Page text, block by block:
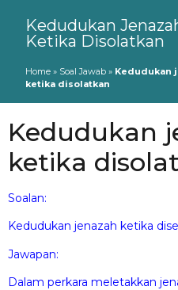
Kedudukan
Ketika Disolatkan
Home » Soal Jawab » Kedudukan
ketika disolatkan
Kedudukan
ketika
Soalan:
Kedudukan jenazah ketika
Jawapan:
Dalam perkara meletakkan